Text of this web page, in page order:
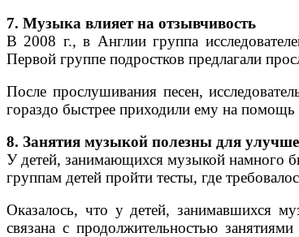
7. Музыка влияет на отзывчивость
В 2008 г., в Англии группа
Первой группе подростков предлагали
После прослушивания песен,
гораздо быстрее приходили ему на
8. Занятия музыкой полезны для
У детей, занимающихся музыкой намного
группам детей пройти тесты, где
Оказалось, что у детей, занимавшихся
связана с продолжительностью